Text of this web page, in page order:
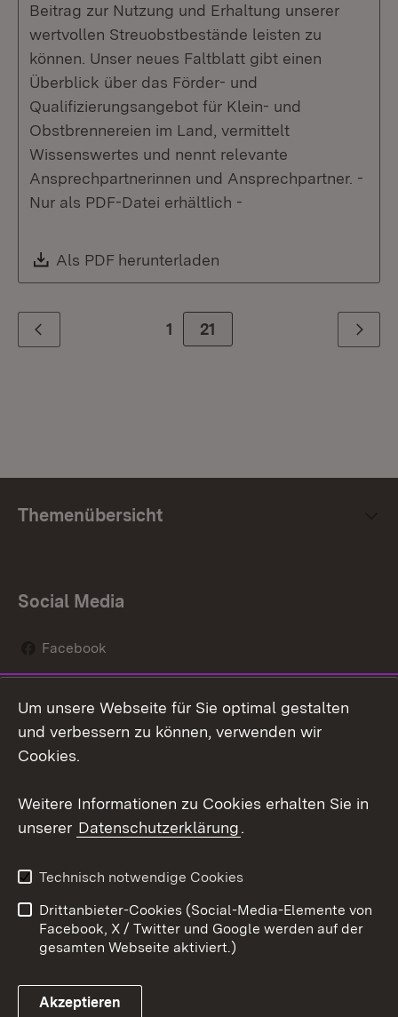
Beitrag zur Nutzung und Erhaltung unserer
wertvollen Streuobstbestände leisten zu
können. Unser neues Faltblatt gibt einen
Überblick über das Förder- und
Qualifizierungsangebot für Klein- und
Obstbrennereien im Land, vermittelt
Wissenswertes und nennt relevante
Ansprechpartnerinnen und Ansprechpartner. -
Nur als PDF-Datei erhältlich -
Download:
Als PDF herunterladen
Zurück 1 Zur Seite
21 Weiter
Themenübersicht
Social Media
Facebook
Social Wall
Youtube
Link zum Landesportal
Kontakt
Datenschutz
Barrierefreiheit
Impressum Cookies
Um unsere Webseite für Sie optimal gestalten
und verbessern zu können, verwenden wir
Cookies.
Weitere Informationen zu Cookies erhalten Sie in
unserer Datenschutzerklärung.
Technisch notwendige Cookies
Drittanbieter-Cookies (Social-Media-Elemente von
Facebook, X / Twitter und Google werden auf der
gesamten Webseite aktiviert.)
Akzeptieren